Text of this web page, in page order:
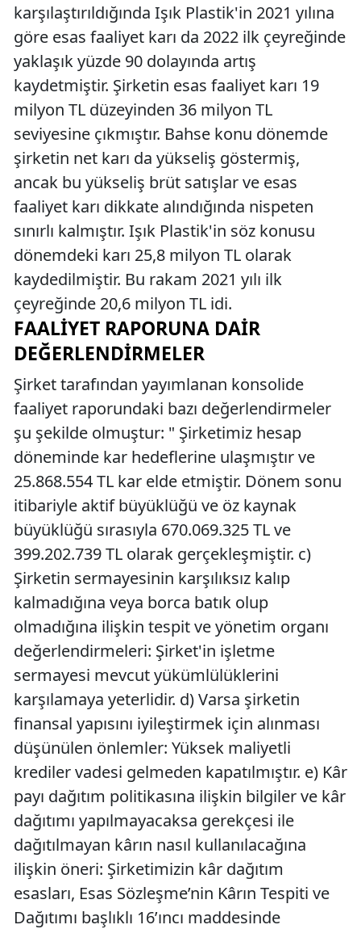
karşılaştırıldığında Işık Plastik'in 2021 yılına
göre esas faaliyet karı da 2022 ilk çeyreğinde
yaklaşık yüzde 90 dolayında artış
kaydetmiştir. Şirketin esas faaliyet karı 19
milyon TL düzeyinden 36 milyon TL
seviyesine çıkmıştır. Bahse konu dönemde
şirketin net karı da yükseliş göstermiş,
ancak bu yükseliş brüt satışlar ve esas
faaliyet karı dikkate alındığında nispeten
sınırlı kalmıştır. Işık Plastik'in söz konusu
dönemdeki karı 25,8 milyon TL olarak
kaydedilmiştir. Bu rakam 2021 yılı ilk
çeyreğinde 20,6 milyon TL idi.
FAALIYET RAPORUNA DAIR
DEĞERLENDIRMELER
Şirket tarafından yayımlanan konsolide
faaliyet raporundaki bazı değerlendirmeler
şu şekilde olmuştur: " Şirketimiz hesap
döneminde kar hedeflerine ulaşmıştır ve
25.868.554 TL kar elde etmiştir. Dönem sonu
itibariyle aktif büyüklüğü ve öz kaynak
büyüklüğü sırasıyla 670.069.325 TL ve
399.202.739 TL olarak gerçekleşmiştir. c)
Şirketin sermayesinin karşılıksız kalıp
kalmadığına veya borca batık olup
olmadığına ilişkin tespit ve yönetim organı
değerlendirmeleri: Şirket'in işletme
sermayesi mevcut yükümlülüklerini
karşılamaya yeterlidir. d) Varsa şirketin
finansal yapısını iyileştirmek için alınması
düşünülen önlemler: Yüksek maliyetli
krediler vadesi gelmeden kapatılmıştır. e) Kâr
payı dağıtım politikasına ilişkin bilgiler ve kâr
dağıtımı yapılmayacaksa gerekçesi ile
dağıtılmayan kârın nasıl kullanılacağına
ilişkin öneri: Şirketimizin kâr dağıtım
esasları, Esas Sözleşme’nin Kârın Tespiti ve
Dağıtımı başlıklı 16’ıncı maddesinde